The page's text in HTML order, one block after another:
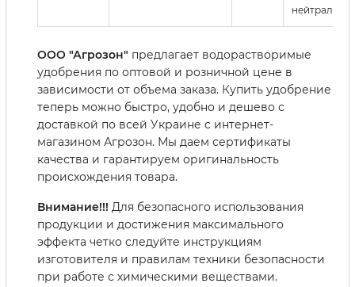
ООО "Агрозон" предлагает водорастворимые
удобрения по оптовой и розничной цене в
зависимости от объема заказа. Купить удобрение
теперь можно быстро, удобно и дешево с
доставкой по всей Украине с интернет-
магазином Агрозон. Мы даем сертификаты
качества и гарантируем оригинальность
происхождения товара.
Внимание!!! Для безопасного использования
продукции и достижения максимального
эффекта четко следуйте инструкциям
изготовителя и правилам техники безопасности
при работе с химическими веществами.